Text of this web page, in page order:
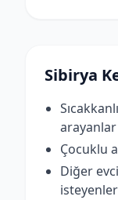
Sibirya
arayanlar
Çocuklu
Diğer
isteyenler